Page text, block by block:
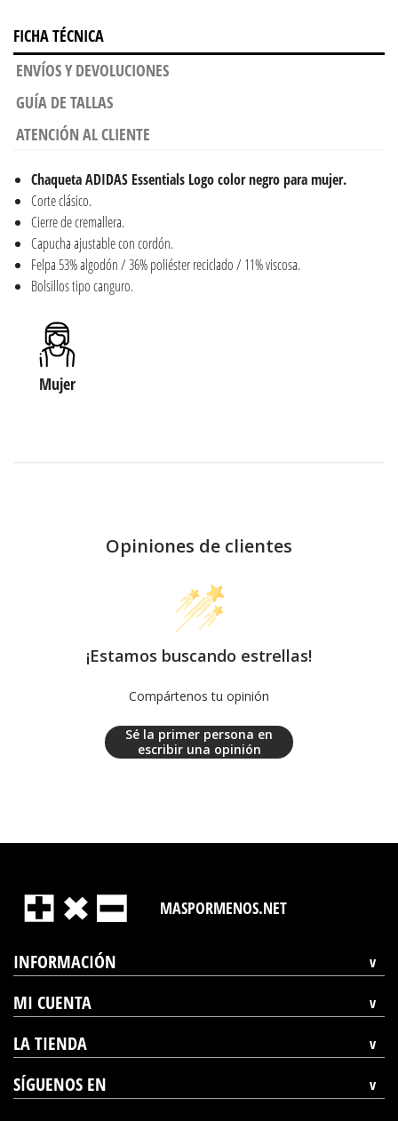
FICHA TÉCNICA
ENVÍOS Y DEVOLUCIONES
GUÍA DE TALLAS
ATENCIÓN AL CLIENTE
Chaqueta ADIDAS Essentials Logo color negro para mujer.
Corte clásico.
Cierre de cremallera.
Capucha ajustable con cordón.
Felpa 53% algodón / 36% poliéster reciclado / 11% viscosa.
Bolsillos tipo canguro.
Mujer
Opiniones de clientes
¡Estamos buscando estrellas!
Compártenos tu opinión
Sé la primer persona en
escribir una opinión
MASPORMENOS.NET
INFORMACIÓN
MI CUENTA
LA TIENDA
SÍGUENOS EN